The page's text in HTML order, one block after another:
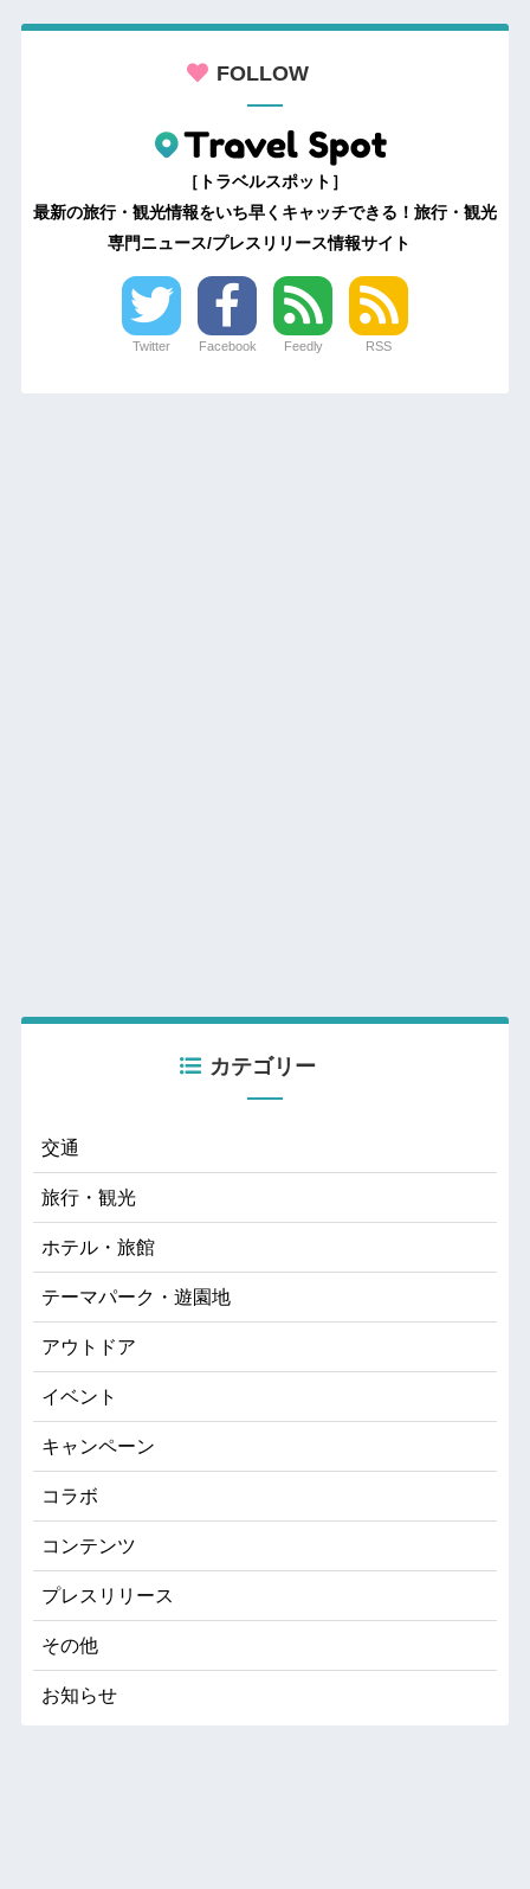
FOLLOW
［トラベルスポット］
最新の旅行・観光情報をいち早くキャッチできる！旅行・観光
専門ニュース/プレスリリース情報サイト
Twitter Facebook Feedly RSS
カテゴリー
交通
旅行・観光
ホテル・旅館
テーマパーク・遊園地
アウトドア
イベント
キャンペーン
コラボ
コンテンツ
プレスリリース
その他
お知らせ